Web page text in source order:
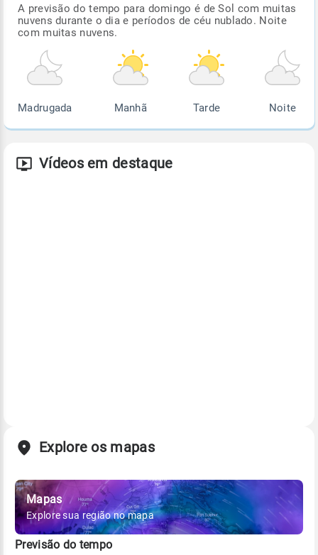
A previsão do tempo para domingo é de Sol com muitas
nuvens durante o dia e períodos de céu nublado. Noite
com muitas nuvens.
Madrugada Manhã Tarde Noite
Vídeos em destaque
Explore os mapas
Mapas
Explore sua região no mapa
Previsão do tempo